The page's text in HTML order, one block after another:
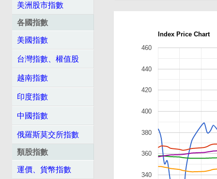
美洲股市指數
各國指數
美國指數
台灣指數、權值股
越南指數
印度指數
中國指數
俄羅斯莫交所指數
類股指數
運價、貨幣指數
Index Price Chart
340
360
380
400
420
440
460